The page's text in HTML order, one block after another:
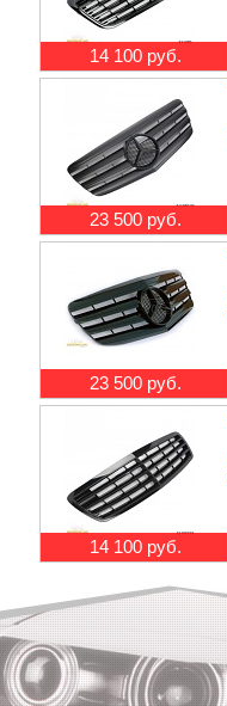
14 100 руб.
23 500 руб.
23 500 руб.
14 100 руб.